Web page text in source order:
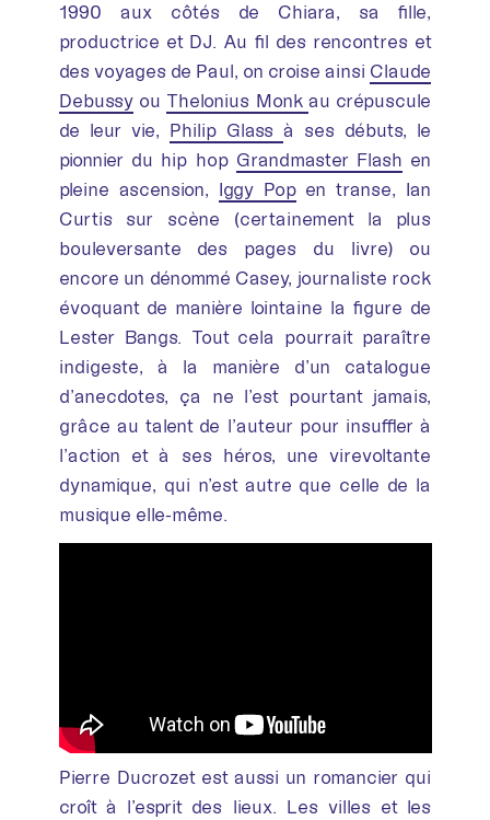
1990 aux côtés de Chiara, sa fille,
productrice et DJ. Au fil des rencontres et
des voyages de Paul, on croise ainsi Claude
Debussyou Thelonius Monk au crépuscule
de leur vie, Philip Glassà ses débuts, le
pionnier du hip hop Grandmaster Flash en
pleine ascension, Iggy Popen transe, Ian
Curtis sur scène (certainement la plus
bouleversante des pages du livre) ou
encore un dénommé Casey, journaliste rock
évoquant de manière lointaine la figure de
Lester Bangs. Tout cela pourrait paraître
indigeste, à la manière d’un catalogue
d’anecdotes, ça ne l’est pourtant jamais,
grâce au talent de l’auteur pour insuffler à
l’action et à ses héros, une virevoltante
dynamique, qui n’est autre que celle de la
musique elle-même.
Pierre Ducrozet est aussi un romancier qui
croît à l’esprit des lieux. Les villes et les